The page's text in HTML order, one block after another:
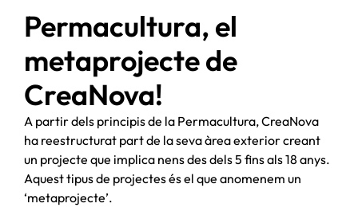
Permacultura, el
metaprojecte de
CreaNova!
A partir dels principis de la Permacultura, CreaNova
ha reestructurat part de la seva àrea exterior creant
un projecte que implica nens des dels 5 fins als 18 anys.
Aquest tipus de projectes és el que anomenem un
‘metaprojecte’.